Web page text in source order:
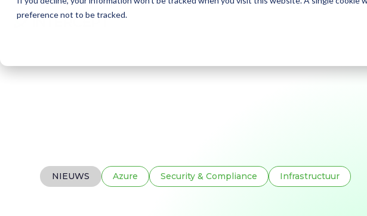
preference not to be tracked.
NIEUWS Azure Security & Compliance Infrastructuur